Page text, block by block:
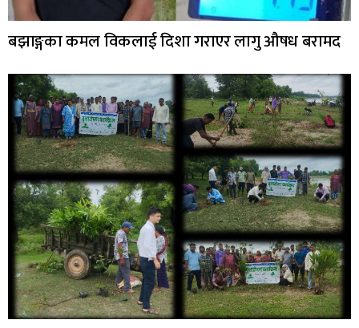
बझाङ्गका कमल विकलाई दिशा गराएर लागु औषध बरामद